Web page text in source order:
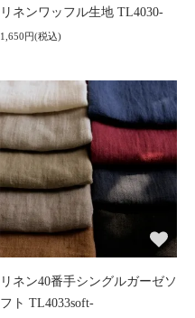
リネンワッフル生地 TL4030-
1,650円(税込)
リネン40番手シングルガーゼソ
フト TL4033soft-